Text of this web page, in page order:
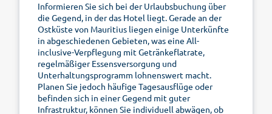
Informieren Sie sich bei der Urlaubsbuchung über
die Gegend, in der das Hotel liegt. Gerade an der
Ostküste von Mauritius liegen einige Unterkünfte
in abgeschiedenen Gebieten, was eine All-
inclusive-Verpflegung mit Getränkeflatrate,
regelmäßiger Essensversorgung und
Unterhaltungsprogramm lohnenswert macht.
Planen Sie jedoch häufige Tagesausflüge oder
befinden sich in einer Gegend mit guter
Infrastruktur, können Sie individuell abwägen, ob